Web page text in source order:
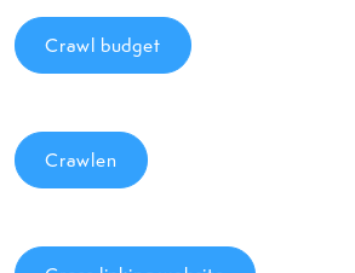
Crawl budget
Crawlen